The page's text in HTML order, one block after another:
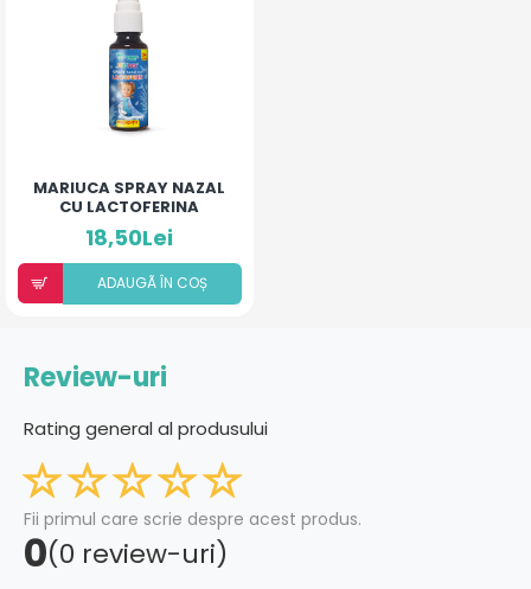
MARIUCA SPRAY NAZAL
CU LACTOFERINA
PREVENȚIE COPII
18,50Lei
ADAUGÃ ÎN COȘ
Review-uri
Rating general al produsului
Fii primul care scrie despre acest produs.
0(0 review-uri)